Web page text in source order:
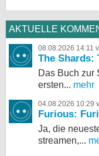
AKTUELLE
08.08.2026 14:11
The Shards:
Das Buch zur
ersten... mehr
04.08.2026 10:29
Furious:
Ja, die
streamen,...